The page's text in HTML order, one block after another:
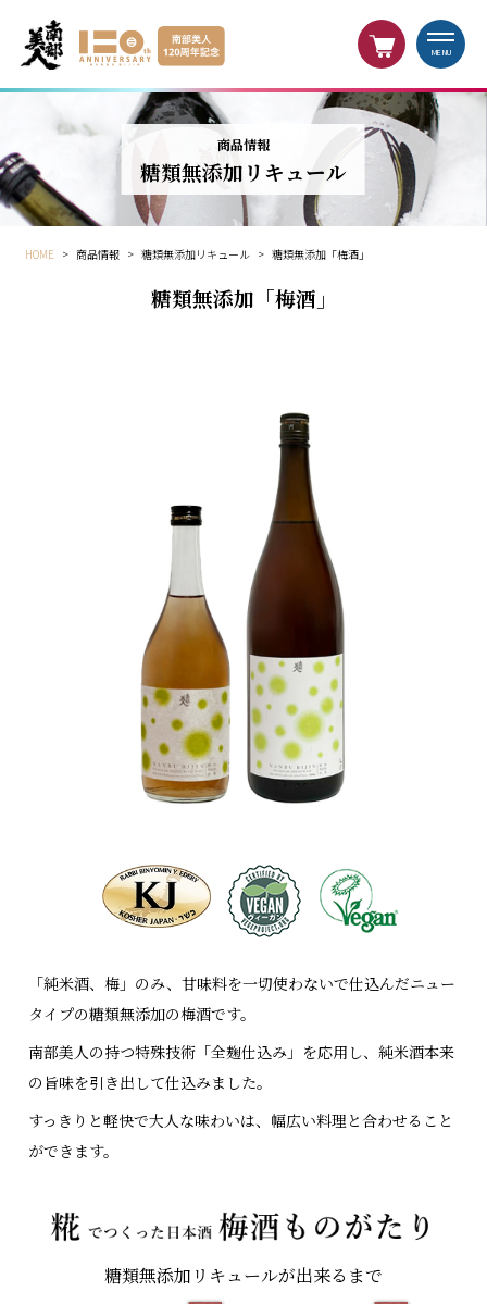
MENU
商品情報
糖類無添加リキュール
HOME > 商品情報 > 糖類無添加リキュール > 糖類無添加「梅酒」
糖類無添加「梅酒」
「純米酒、梅」のみ、甘味料を一切使わないで仕込んだニュー
タイプの糖類無添加の梅酒です。
南部美人の持つ特殊技術「全麹仕込み」を応用し、純米酒本来
の旨味を引き出して仕込みました。
すっきりと軽快で大人な味わいは、幅広い料理と合わせること
ができます。
糖類無添加リキュールが出来るまで